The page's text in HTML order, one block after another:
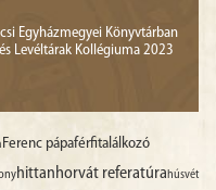
Egyházmegyei Könyvtárban
Levéltárak Kollégiuma 2023
Ferenc pápaférfitalálkozó
hittanhorvát referatúrahúsvét